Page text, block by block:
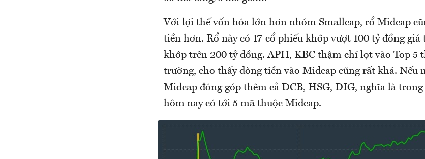
Với lợi thế vốn hóa lớn hơn nhóm Smallcap, rổ Midcap
tiền hơn. Rổ này có 17 cổ phiếu khớp vượt 100 tỷ đồng
khớp trên 200 tỷ đồng. APH, KBC thậm chí lọt vào Top 5
trường, cho thấy dòng tiền vào Midcap cũng rất khá. Nếu
Midcap đóng góp thêm cả DCB, HSG, DIG, nghĩa là
hôm nay có tới 5 mã thuộc Midcap.